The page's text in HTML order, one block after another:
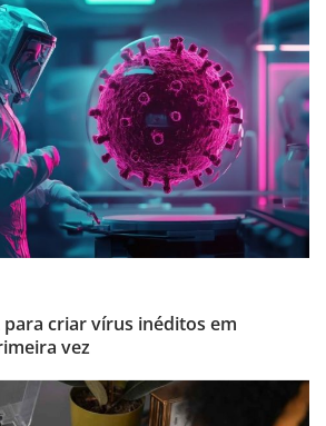
para criar vírus inéditos em
vez